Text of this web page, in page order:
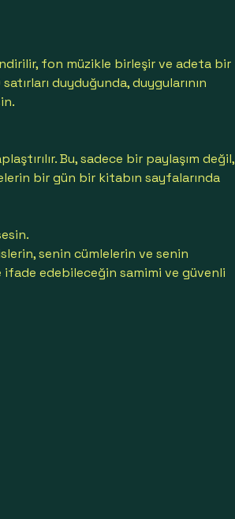
fon müzikle birleşir ve adeta bir
duyduğunda, duygularının
Bu, sadece bir paylaşım değil,
bir gün bir kitabın sayfalarında
senin cümlelerin ve senin
ifade edebileceğin samimi ve güvenli